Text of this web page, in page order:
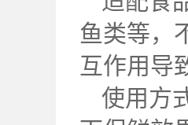
鱼类等，
互作用导
使用方